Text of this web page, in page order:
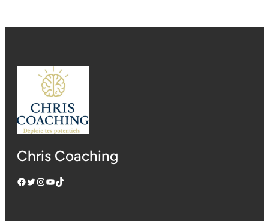
Chris Coaching
Facebook Twitter InstagramYouTube TikTok